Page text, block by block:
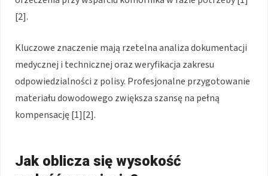
[2].
Kluczowe znaczenie mają rzetelna analiza dokumentacji
medycznej i technicznej oraz weryfikacja zakresu
odpowiedzialności z polisy. Profesjonalne przygotowanie
materiału dowodowego zwiększa szansę na pełną
kompensację [1][2].
Jak oblicza się wysokość